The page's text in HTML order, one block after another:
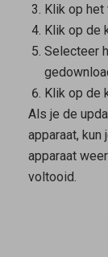
Klik op het
Klik op de
Selecteer
Klik op de
Als je de
apparaat,
apparaat
voltooid.